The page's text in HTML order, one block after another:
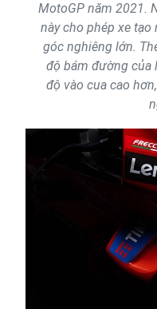
MotoGP năm 2021.
này cho phép xe
góc nghiêng lớn.
độ bám đường của
độ vào cua cao